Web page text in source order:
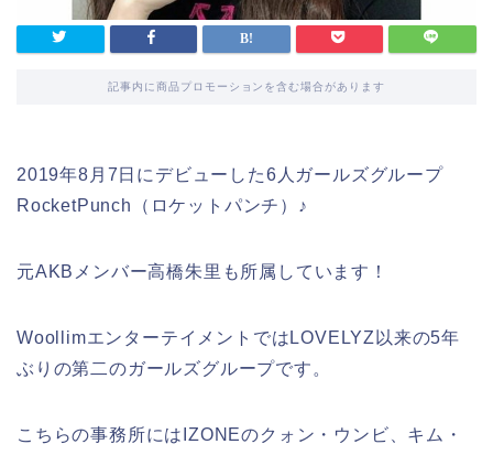
記事内に商品プロモーションを含む場合があります
2019年8月7日にデビューした6人ガールズグループ
RocketPunch（ロケットパンチ） ♪
元AKBメンバー高橋朱里も所属しています！
WoollimエンターテイメントではLOVELYZ以来の5年
ぶりの第二のガールズグループです。
こちらの事務所にはIZONEのクォン・ウンビ、キム・